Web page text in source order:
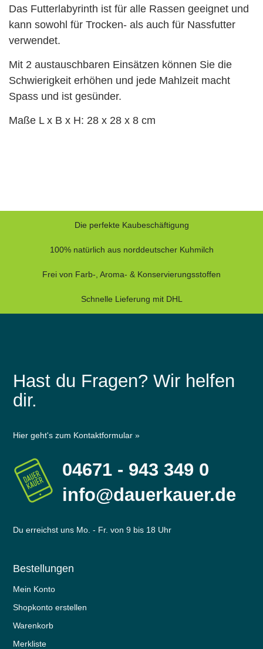
Das Futterlabyrinth ist für alle Rassen geeignet und
kann sowohl für Trocken- als auch für Nassfutter
verwendet.
Mit 2 austauschbaren Einsätzen können Sie die
Schwierigkeit erhöhen und jede Mahlzeit macht
Spass und ist gesünder.
Maße L x B x H: 28 x 28 x 8 cm
Die perfekte Kaubeschäftigung
100% natürlich aus norddeutscher Kuhmilch
Frei von Farb-, Aroma- & Konservierungsstoffen
Schnelle Lieferung mit DHL
Hast du Fragen? Wir helfen
dir.
Hier geht's zum Kontaktformular »
04671 - 943 349 0
info@dauerkauer.de
Du erreichst uns Mo. - Fr. von 9 bis 18 Uhr
Bestellungen
Mein Konto
Shopkonto erstellen
Warenkorb
Merkliste